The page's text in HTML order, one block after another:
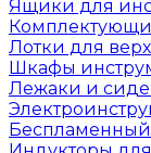
Ящики для
Лотки для
Шкафы
Лежаки и
Беспламенный